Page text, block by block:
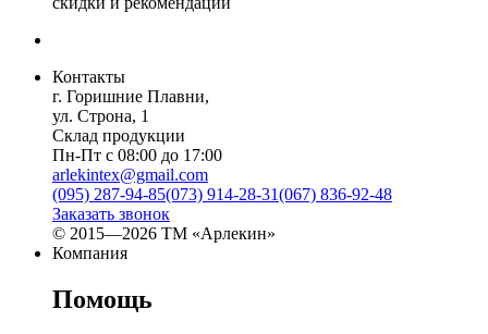
Контакты
г. Горишние Плавни,
ул. Строна, 1
Склад продукции
Пн-Пт с 08:00 до 17:00
arlekintex@gmail.com
(095) 287-94-85(073) 914-28-31(067) 836-92-48
Заказать звонок
© 2015—2026 ТМ «Арлекин»
Компания
Помощь